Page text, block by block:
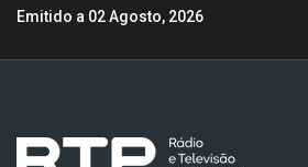
Emitido a 02 Agosto, 2026